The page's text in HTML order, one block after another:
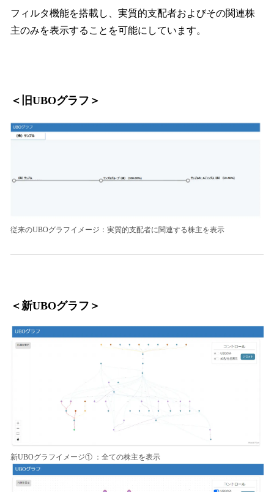
フィルタ機能を搭載し、実質的支配者およびその関連株
主のみを表示することを可能にしています。
＜旧UBOグラフ＞
従来のUBOグラフイメージ：実質的支配者に関連する株主を表示
＜新UBOグラフ＞
新UBOグラフイメージ① ：全ての株主を表示